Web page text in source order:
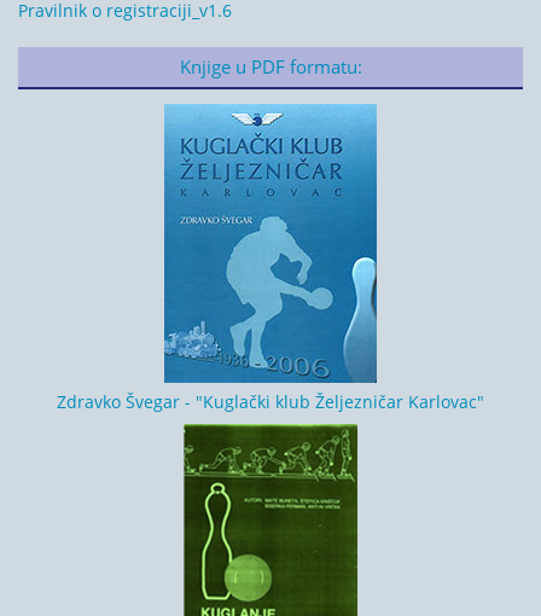
Pravilnik o registraciji_v1.6
Knjige u PDF formatu:
Zdravko Švegar - "Kuglački klub Željezničar Karlovac"